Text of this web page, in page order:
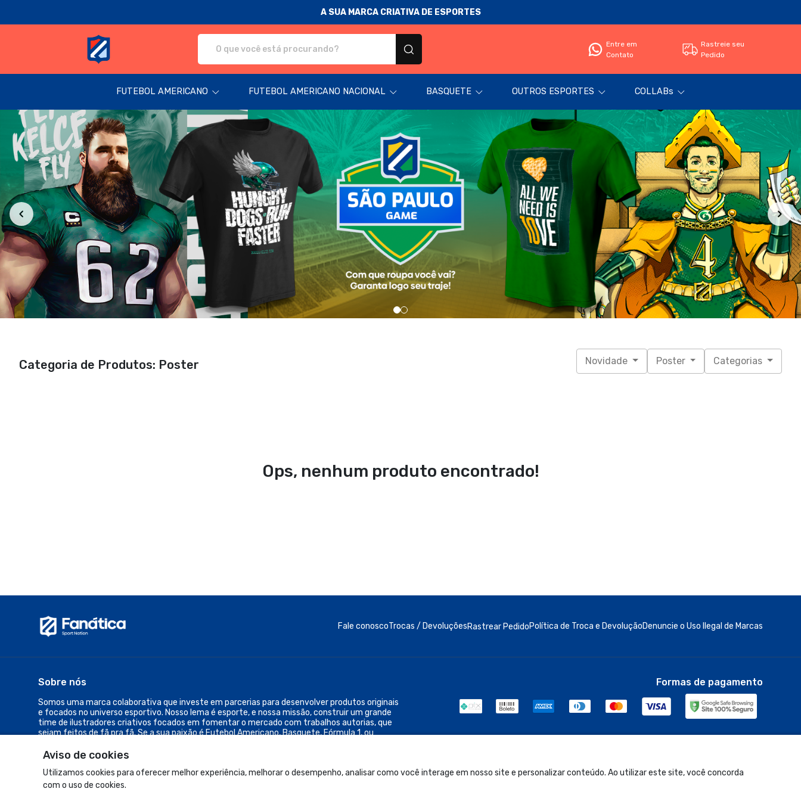
A SUA MARCA CRIATIVA DE ESPORTES
Fanática Sport Nation - Camisetas e produtos personalizados
Entre em
Contato
Rastreie seu
Pedido
FUTEBOL AMERICANO FUTEBOL AMERICANO NACIONAL BASQUETE OUTROS ESPORTES COLLABs
Categoria de Produtos: Poster Novidade Poster Categorias
Ops, nenhum produto encontrado!
Aviso de cookies
Utilizamos cookies para oferecer melhor experiência, melhorar o desempenho, analisar como você interage em nosso site e personalizar conteúdo. Ao utilizar este site, você concorda
com o uso de cookies.
Fale conoscoTrocas / DevoluçõesRastrear PedidoPolítica de Troca e DevoluçãoDenuncie o Uso Ilegal de Marcas
Sobre nós
Somos uma marca colaborativa que investe em parcerias para desenvolver produtos originais
e focados no universo esportivo. Nosso lema é esporte, e nossa missão, construir um grande
time de ilustradores criativos focados em fomentar o mercado com trabalhos autorias, que
sejam feitos de fã pra fã. Se a sua paixão é Futebol Americano, Basquete, Fórmula 1, ou
Formas de pagamento